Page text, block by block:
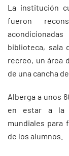
La institución
fueron
biblioteca, sala
recreo, un área
de una cancha
Alberga a unos
en estar a la
mundiales para
de los alumnos.